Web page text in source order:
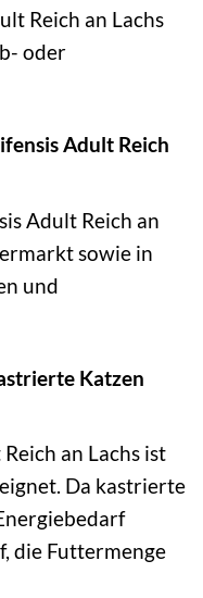
Reich an Lachs
oder
Adult Reich
Adult Reich an
sowie in
und
Katzen
an Lachs ist
Da kastrierte
die Futtermenge